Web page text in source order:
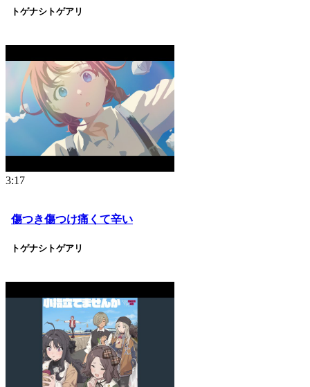
トゲナシトゲアリ
3:17
傷つき傷つけ痛くて辛い
トゲナシトゲアリ